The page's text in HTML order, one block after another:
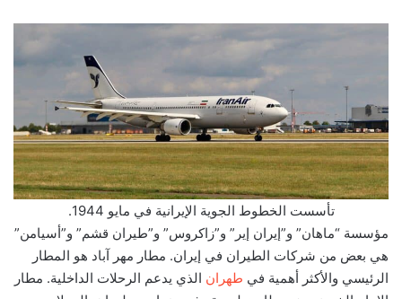
تأسست الخطوط الجوية الإيرانية في مايو 1944.
مؤسسة “ماهان” و”إيران إير” و”زاكروس” و”طيران قشم” و”أسيامن”
هي بعض من شركات الطيران في إيران. مطار مهر آباد هو المطار
الرئيسي والأكثر أهمية في طهران الذي يدعم الرحلات الداخلية. مطار